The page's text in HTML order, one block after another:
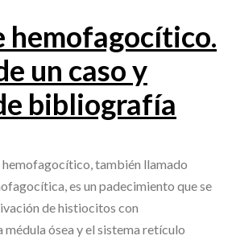
hemofagocítico.
un caso y
bibliografía
hemofagocítico, también llamado
es un padecimiento que se
de histiocitos con
ósea y el sistema retículo